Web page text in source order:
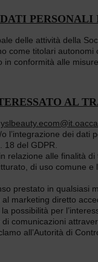
PERSONALI
delle attività della
come titolari
in conformità alle
AL
l’integrazione dei
18 del GDPR.
relazione alle finalità
di uso comune
prestato in qualsiasi
marketing diretto
la possibilità per
comunicazioni
all’Autorità di